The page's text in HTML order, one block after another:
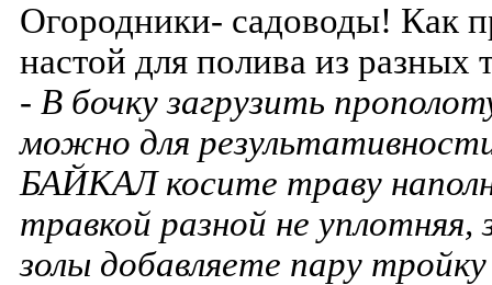
Огородники- садоводы! Как
настой для полива из разных
- В бочку загрузить
можно для
БАЙКАЛ косите траву
травкой разной не уплотняя,
золы добавляете пару